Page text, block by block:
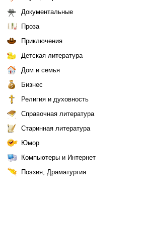
Документальные
Проза
Приключения
Детская литература
Дом и семья
Бизнес
Религия и духовность
Справочная литература
Старинная литература
Юмор
Компьютеры и Интернет
Поэзия, Драматургия